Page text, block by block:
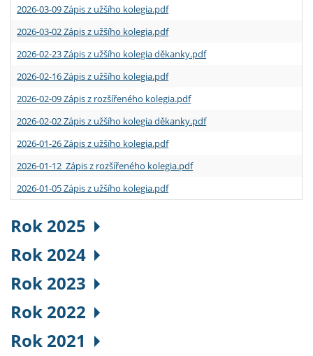
2026-03-09 Zápis z užšího kolegia.pdf
2026-03-02 Zápis z užšího kolegia.pdf
2026-02-23 Zápis z užšího kolegia děkanky.pdf
2026-02-16 Zápis z užšího kolegia.pdf
2026-02-09 Zápis z rozšířeného kolegia.pdf
2026-02-02 Zápis z užšího kolegia děkanky.pdf
2026-01-26 Zápis z užšího kolegia.pdf
2026-01-12 Zápis z rozšířeného kolegia.pdf
2026-01-05 Zápis z užšího kolegia.pdf
Rok 2025
Rok 2024
Rok 2023
Rok 2022
Rok 2021